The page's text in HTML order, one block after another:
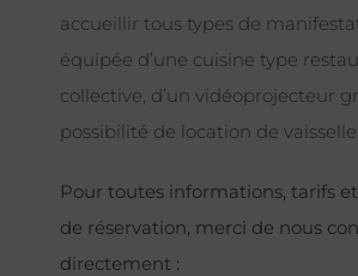
accueillir tous types de
équipée d’une cuisine type
collective, d’un vidéoprojecteur
possibilité de location de vaisselle.
Pour toutes informations, tarifs
de réservation, merci de nous
directement :